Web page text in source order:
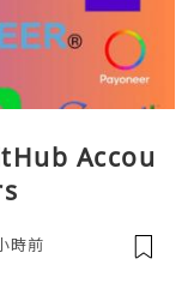
Accou
時前